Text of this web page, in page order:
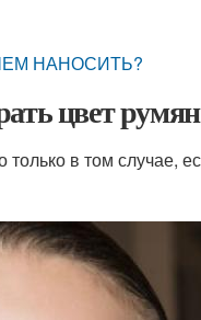
НАНОСИТЬ?
цвет
в том случае,